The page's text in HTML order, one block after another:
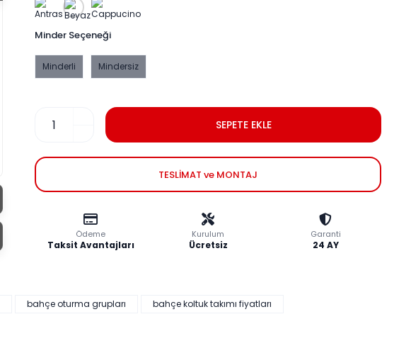
Minder Seçeneği
Minderli Mindersiz
SEPETE EKLE
TESLİMAT ve MONTAJ
Ödeme
Taksit Avantajları
Kurulum
Ücretsiz
Garanti
24 AY
bahçe oturma grupları
bahçe koltuk takımı fiyatları